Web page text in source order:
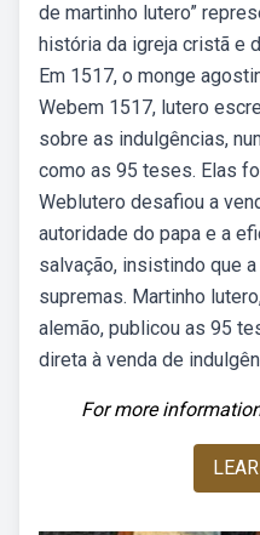
de martinho lutero”
história da igreja cristã e
Em 1517, o monge
Webem 1517, lutero
sobre as indulgências,
como as 95 teses. Elas
Weblutero desafiou a
autoridade do papa e a
salvação, insistindo que
supremas. Martinho
alemão, publicou as 95
direta à venda de
For more